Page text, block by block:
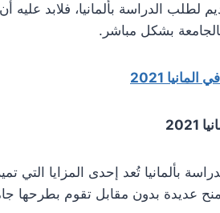
لطلب الدراسة بألمانيا، فلابد عليه
بشكل مباشر.
2021
بألمانيا تُعد إحدى المزايا
عديدة بدون مقابل تقوم بطرحها